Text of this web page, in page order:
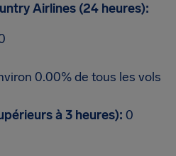
Airlines (24 heures):
0.00% de tous les vols
à 3 heures): 0